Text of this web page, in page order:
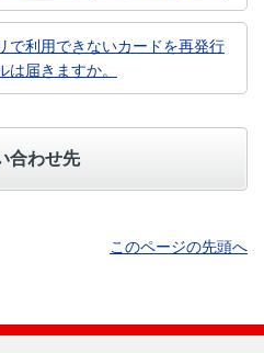
で利用できないカードを再発行
は届きますか。
合わせ先
このページの先頭へ